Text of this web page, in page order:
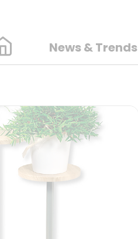
News & Trends